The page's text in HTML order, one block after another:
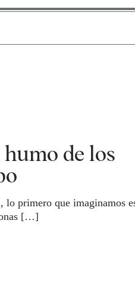
de los
lo primero que imaginamos
[…]